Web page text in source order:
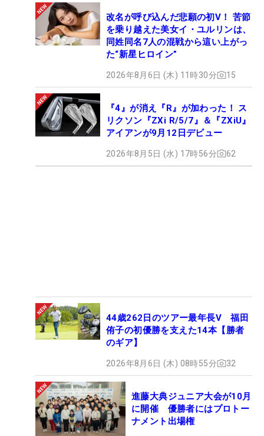
パドレイグ・ハリントンはシニア入り前に300ヤー
ド超のスイングに改造
2度の年間王者！ スティーブン・アルカーはロボッ
ト並みにスイングの再現性が高い
“全英覇者”スチュワート・シンクは平均300Y超の
圧倒的な飛距離が一番の武器
“南米の英雄”アンヘル・カブレラは抑えたアイアン
ショットでバーディを量産
アーニー・エルスは“ビッグイージー”と呼ばれたゆ
ったりスイングから変貌!?
ランガー、リチャード・グリーン、リカルド・ゴン
ザレス
よしだ・ひろいちろう／1978年生まれ、北海道出
身。毎年、数回はアメリカやヨーロッパを訪れ、海
外の最新ゴルフ理論を常にアップデートしているゴ
ルフスイングコンサルタント。海外のセミナーなど
で得た資格は20を超える。海外で活躍するトップ選
改名が呼び込んだ悲願の初V！ 苦節
を乗り越えた美女イ・ユルリンは、
同姓同名7人の混戦から這い上がっ
た“新星ヒロイン”
2026年8月6日 (木) 11時30分 15
『4』が消え『R』が加わった！ ス
リクソン『ZXi R/5/7』＆『ZXiU』
アイアンが9月12日デビュー
2026年8月5日 (水) 17時56分 62
44歳262日のツアー最年長V 福田
侑子の初優勝を支えた14本【勝者
のギア】
2026年8月6日 (木) 08時55分 32
進藤大典ジュニア大会が10月
に開催 優勝者にはプロトー
ナメント出場権